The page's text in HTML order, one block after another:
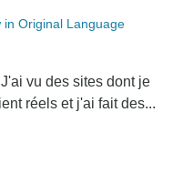
in Original Language
vu des sites dont je
réels et j'ai fait des...